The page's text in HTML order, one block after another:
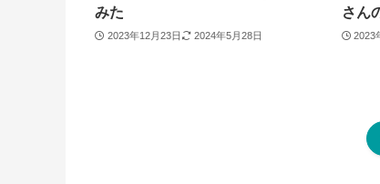
みた
2023年12月23日 2024年5月28日
さん
2023